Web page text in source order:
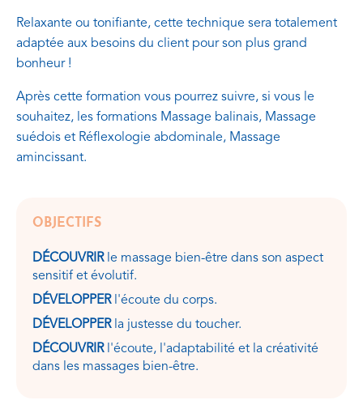
Relaxante ou tonifiante, cette technique sera totalement
adaptée aux besoins du client pour son plus grand
bonheur !
Après cette formation vous pourrez suivre, si vous le
souhaitez, les formations Massage balinais, Massage
suédois et Réflexologie abdominale, Massage
amincissant.
OBJECTIFS
DÉCOUVRIRle massage bien-être dans son aspect
sensitif et évolutif.
DÉVELOPPERl'écoute du corps.
DÉVELOPPERla justesse du toucher.
DÉCOUVRIRl'écoute, l'adaptabilité et la créativité
dans les massages bien-être.